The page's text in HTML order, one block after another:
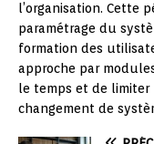
l’organisation. Cette
paramétrage du
formation des
approche par
le temps et de limiter
changement de